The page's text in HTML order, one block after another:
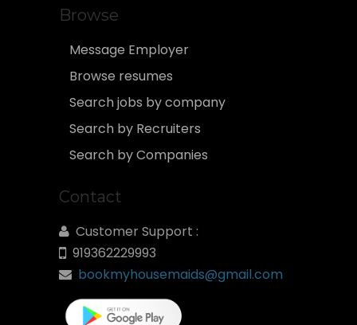
Browse
Message Employer
Browse resumes
Search jobs by company
Search by Recruiters
Search by Companies
Contact
Customer Support :
919362229993
bookmyhousemaids@gmail.com